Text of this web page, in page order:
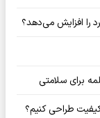
را افزایش می‌دهد؟
برای سلامتی
طراحی کنیم؟